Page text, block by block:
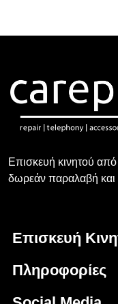
Επισκευή κινητού από
δωρεάν παραλαβή
Επισκευή
Πληροφορίες